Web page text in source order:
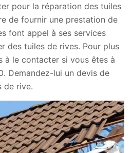
pour la réparation des tuiles
de fournir une prestation de
font appel à ses services
des tuiles de rives. Pour plus
à le contacter si vous êtes à
Demandez-lui un devis de
de rive.